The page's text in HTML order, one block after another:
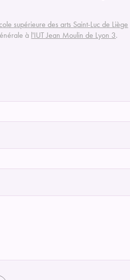
supérieure des arts Saint-Luc de Liège
à l'IUT Jean Moulin de Lyon 3.